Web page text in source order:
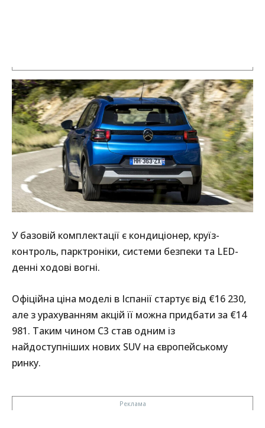
У базовій комплектації є кондиціонер, круїз-
контроль, парктроніки, системи безпеки та LED-
денні ходові вогні.
Офіційна ціна моделі в Іспанії стартує від €16 230,
але з урахуванням акцій її можна придбати за €14
981. Таким чином C3 став одним із
найдоступніших нових SUV на європейському
ринку.